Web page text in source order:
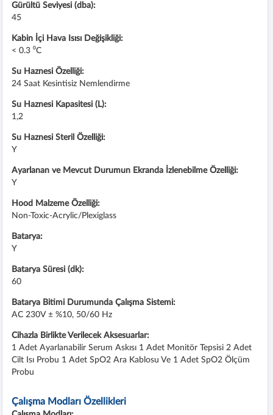
Gürültü Seviyesi (dba):
45
Kabin İçi Hava Isısı Değişikliği:
< 0.3 ⁰C
Su Haznesi Özelliği:
24 Saat Kesintisiz Nemlendirme
Su Haznesi Kapasitesi (L):
1,2
Su Haznesi Steril Özelliği:
Y
Ayarlanan ve Mevcut Durumun Ekranda İzlenebilme Özelliği:
Y
Hood Malzeme Özelliği:
Non-Toxic-Acrylic/Plexiglass
Batarya:
Y
Batarya Süresi (dk):
60
Batarya Bitimi Durumunda Çalışma Sistemi:
AC 230V ± %10, 50/60 Hz
Cihazla Birlikte Verilecek Aksesuarlar:
1 Adet Ayarlanabilir Serum Askısı 1 Adet Monitör Tepsisi 2 Adet
Cilt Isı Probu 1 Adet SpO2 Ara Kablosu Ve 1 Adet SpO2 Ölçüm
Probu
Çalışma Modları Özellikleri